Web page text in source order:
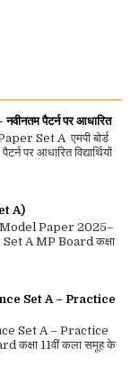
नवीनतम पैटर्न पर आधारित
Set A एमपी बोर्ड
पर आधारित विद्यार्थियों
A)
Paper 2025–
A MP Board कक्षा
Set A – Practice
Set A – Practice
11वीं कला समूह के